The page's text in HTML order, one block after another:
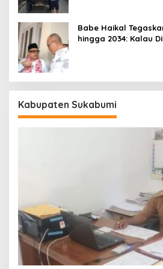
Babe Haikal
hingga 2034: Kalau
Kabupaten Sukabumi